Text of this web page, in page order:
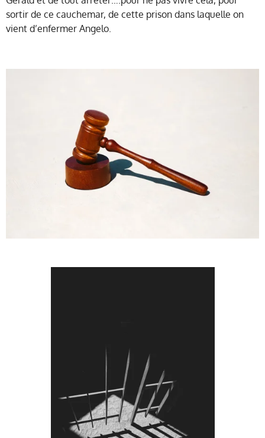
sortir de ce cauchemar, de cette prison dans laquelle on
vient d’enfermer Angelo.